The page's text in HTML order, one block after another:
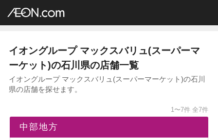
イオングループ店舗一覧
イオングループ マックスバリュ(スーパーマ
ーケット)の石川県の店舗一覧
イオングループ マックスバリュ(スーパーマーケット)の石川
県の店舗を探せます。
1〜7件 全7件
中部地方